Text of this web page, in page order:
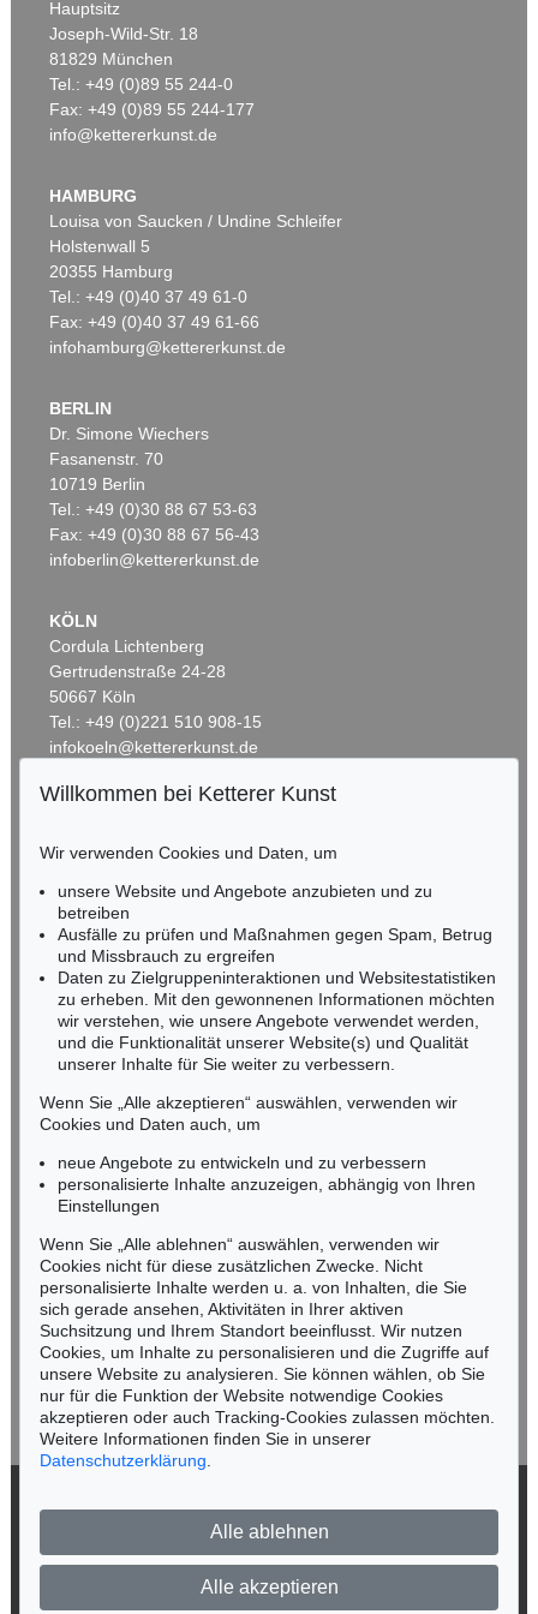
Auktion 401 - Lot 261
Ergebnis:€ 231.800
HEINZ MACK
Klassisches Relief, 1964
Ergebnis:€ 206.250
Auktion 425 - Lot 820
Lichtrelief
, 1967
Ergebnis:€ 193.750
Auktion 429 - Lot 925
HEINZ MACK
Lichtschleier (Veil of light), 1964
Ergebnis:€ 187.500
Auktion 393 - Lot 207
HEINZ MACK
Ohne Titel, 1962
Ergebnis:€ 183.000
Auktion 451 - Lot 821
Ergebnis:€ 156.160
Hauptsitz
Joseph-Wild-Str. 18
81829 München
Tel.: +49 (0)89 55 244-0
Fax: +49 (0)89 55 244-177
info@kettererkunst.de
HAMBURG
Louisa von Saucken / Undine Schleifer
Holstenwall 5
20355 Hamburg
Tel.: +49 (0)40 37 49 61-0
Fax: +49 (0)40 37 49 61-66
infohamburg@kettererkunst.de
BERLIN
Dr. Simone Wiechers
Fasanenstr. 70
10719 Berlin
Tel.: +49 (0)30 88 67 53-63
Fax: +49 (0)30 88 67 56-43
infoberlin@kettererkunst.de
KÖLN
Cordula Lichtenberg
Gertrudenstraße 24-28
50667 Köln
Tel.: +49 (0)221 510 908-15
infokoeln@kettererkunst.de
RHEINLAND-PFALZ
Miriam Heß
Tel.: +49 (0)62 21 58 80-038
Fax: +49 (0)62 21 58 80-595
infoheidelberg@kettererkunst.de
NORDDEUTSCHLAND
Nico Kassel, M.A.
Tel.: +49 (0)89 55244-164
Mobil: +49 (0)171 8618661
n.kassel@kettererkunst.de
Keine Auktion mehr verpassen!
Wir informieren Sie rechtzeitig.
Jetzt zum Newsletter anmelden >
Impressum
Willkommen bei Ketterer Kunst
Wir verwenden Cookies und Daten, um
unsere Website und Angebote anzubieten und zu
betreiben
Ausfälle zu prüfen und Maßnahmen gegen Spam, Betrug
und Missbrauch zu ergreifen
Daten zu Zielgruppeninteraktionen und Websitestatistiken
zu erheben. Mit den gewonnenen Informationen möchten
wir verstehen, wie unsere Angebote verwendet werden,
und die Funktionalität unserer Website(s) und Qualität
unserer Inhalte für Sie weiter zu verbessern.
Wenn Sie „Alle akzeptieren“ auswählen, verwenden wir
Cookies und Daten auch, um
neue Angebote zu entwickeln und zu verbessern
personalisierte Inhalte anzuzeigen, abhängig von Ihren
Einstellungen
Wenn Sie „Alle ablehnen“ auswählen, verwenden wir
Cookies nicht für diese zusätzlichen Zwecke. Nicht
personalisierte Inhalte werden u. a. von Inhalten, die Sie
sich gerade ansehen, Aktivitäten in Ihrer aktiven
Suchsitzung und Ihrem Standort beeinflusst. Wir nutzen
Cookies, um Inhalte zu personalisieren und die Zugriffe auf
unsere Website zu analysieren. Sie können wählen, ob Sie
nur für die Funktion der Website notwendige Cookies
akzeptieren oder auch Tracking-Cookies zulassen möchten.
Weitere Informationen finden Sie in unserer
Datenschutzerklärung
Alle ablehnen
Alle akzeptieren